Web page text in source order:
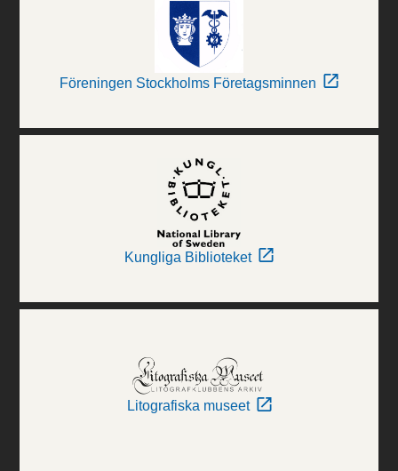
Föreningen Stockholms Företagsminnen
Kungliga Biblioteket
Litografiska museet